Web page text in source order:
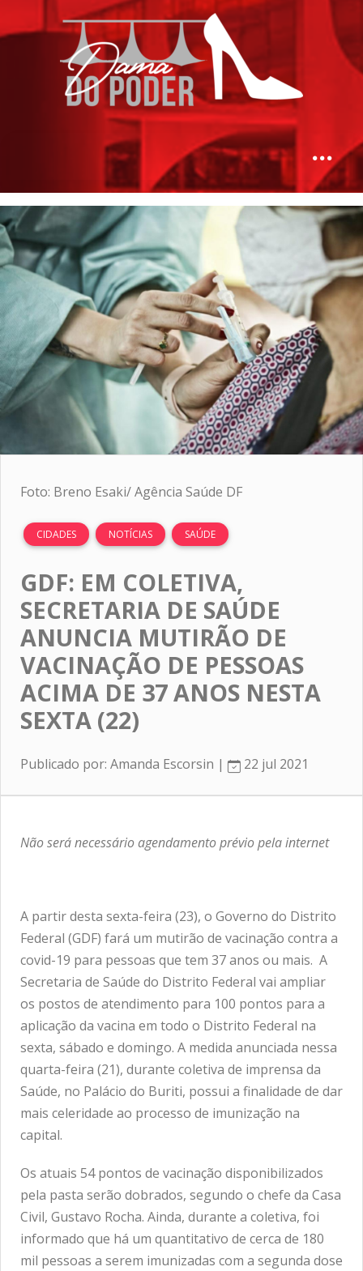
Foto: Breno Esaki/ Agência Saúde DF
CIDADES NOTÍCIAS SAÚDE
GDF: EM COLETIVA,
SECRETARIA DE SAÚDE
ANUNCIA MUTIRÃO DE
VACINAÇÃO DE PESSOAS
ACIMA DE 37 ANOS NESTA
SEXTA (22)
Publicado por: Amanda Escorsin | 22 jul 2021
Não será necessário agendamento prévio pela internet
A partir desta sexta-feira (23), o Governo do Distrito
Federal (GDF) fará um mutirão de vacinação contra a
covid-19 para pessoas que tem 37 anos ou mais. A
Secretaria de Saúde do Distrito Federal vai ampliar
os postos de atendimento para 100 pontos para a
aplicação da vacina em todo o Distrito Federal na
sexta, sábado e domingo. A medida anunciada nessa
quarta-feira (21), durante coletiva de imprensa da
Saúde, no Palácio do Buriti, possui a finalidade de dar
mais celeridade ao processo de imunização na
capital.
Os atuais 54 pontos de vacinação disponibilizados
pela pasta serão dobrados, segundo o chefe da Casa
Civil, Gustavo Rocha. Ainda, durante a coletiva, foi
informado que há um quantitativo de cerca de 180
mil pessoas a serem imunizadas com a segunda dose